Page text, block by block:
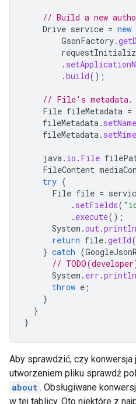
// Build a new
Drive service = new
GsonFactory.
.
.build();
// File's metadata.
File fileMetadata =
fileMetadata. setName
fileMetadata.
java. io . File
FileContent
try {
File file =
. setFields(
. execute();
System .out.println
return file.getId
} catch (
//
System . err .println
throw e ;
}
}
}
Aby sprawdzić, czy
utworzeniem pliku sprawdź
about . Obsługiwane
w tej tablicy. Oto niektóre z